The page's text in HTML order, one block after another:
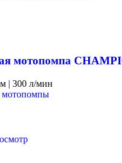
мотопомпа
| 300 л/мин
мотопомпы